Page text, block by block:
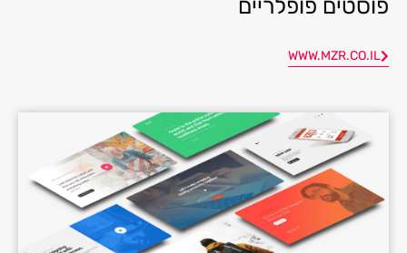
פוסטים פופלריים
WWW.MZR.CO.IL